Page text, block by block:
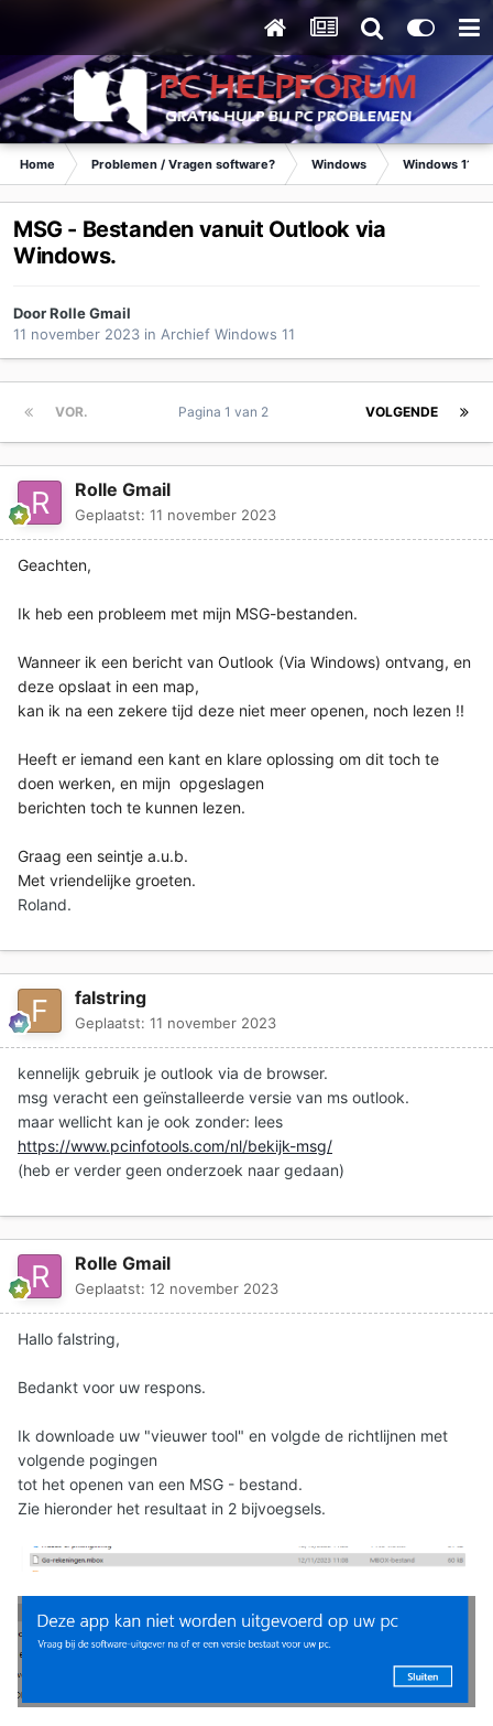
Home Problemen / Vragen software? Windows Windows 11
MSG - Bestanden vanuit Outlook via
Windows.
DoorRolle Gmail
11 november 2023 in Archief Windows 11
VOR. VOLGENDE
Pagina 1 van 2
Rolle Gmail
Geplaatst: 11 november 2023
Geachten,
Ik heb een probleem met mijn MSG-bestanden.
Wanneer ik een bericht van Outlook (Via Windows) ontvang, en
deze opslaat in een map,
kan ik na een zekere tijd deze niet meer openen, noch lezen !!
Heeft er iemand een kant en klare oplossing om dit toch te
doen werken, en mijn opgeslagen
berichten toch te kunnen lezen.
Graag een seintje a.u.b.
Met vriendelijke groeten.
Roland.
falstring
Geplaatst: 11 november 2023
kennelijk gebruik je outlook via de browser.
msg veracht een geïnstalleerde versie van ms outlook.
maar wellicht kan je ook zonder: lees
https://www.pcinfotools.com/nl/bekijk-msg/
(heb er verder geen onderzoek naar gedaan)
Rolle Gmail
Geplaatst: 12 november 2023
Hallo falstring,
Bedankt voor uw respons.
Ik downloade uw "vieuwer tool" en volgde de richtlijnen met
volgende pogingen
tot het openen van een MSG - bestand.
Zie hieronder het resultaat in 2 bijvoegsels.